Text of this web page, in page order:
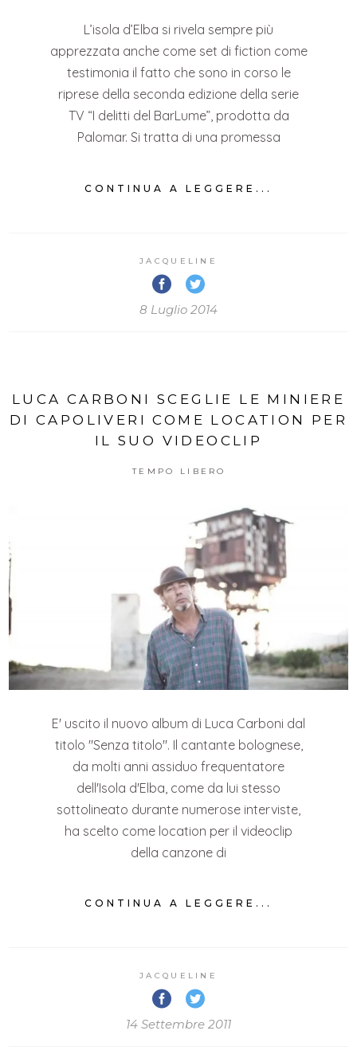
L’isola d’Elba si rivela sempre più
apprezzata anche come set di fiction come
testimonia il fatto che sono in corso le
riprese della seconda edizione della serie
TV “I delitti del BarLume”, prodotta da
Palomar. Si tratta di una promessa
CONTINUA A LEGGERE...
JACQUELINE
8 Luglio 2014
LUCA CARBONI SCEGLIE LE MINIERE
DI CAPOLIVERI COME LOCATION PER
IL SUO VIDEOCLIP
TEMPO LIBERO
E' uscito il nuovo album di Luca Carboni dal
titolo "Senza titolo". Il cantante bolognese,
da molti anni assiduo frequentatore
dell'Isola d'Elba, come da lui stesso
sottolineato durante numerose interviste,
ha scelto come location per il videoclip
della canzone di
CONTINUA A LEGGERE...
JACQUELINE
14 Settembre 2011